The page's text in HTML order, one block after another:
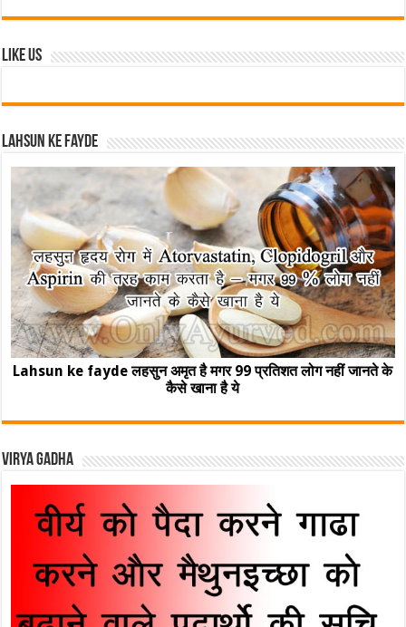
Like Us
Lahsun ke fayde
Lahsun ke fayde लहसुन अमृत है मगर 99 प्रतिशत लोग नहीं जानते के
कैसे खाना है ये
Virya Gadha